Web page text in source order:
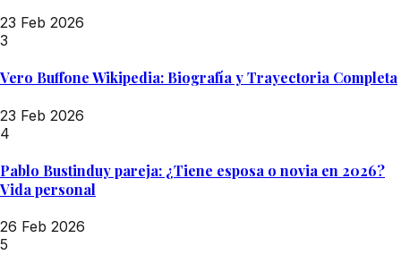
23 Feb 2026
3
Vero Buffone Wikipedia: Biografía y Trayectoria Completa
23 Feb 2026
4
Pablo Bustinduy pareja: ¿Tiene esposa o novia en 2026?
Vida personal
26 Feb 2026
5